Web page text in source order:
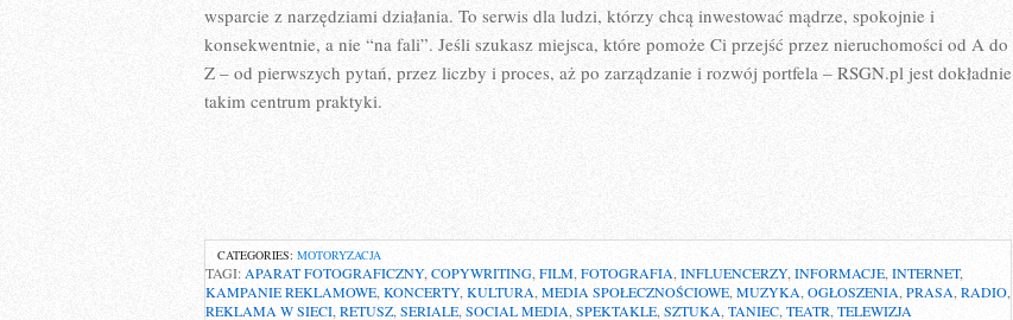
wsparcie z narzędziami działania. To serwis dla ludzi, którzy chcą inwestować mądrze, spokojnie i
konsekwentnie, a nie “na fali”. Jeśli szukasz miejsca, które pomoże Ci przejść przez nieruchomości od A do
Z – od pierwszych pytań, przez liczby i proces, aż po zarządzanie i rozwój portfela – RSGN.pl jest dokładnie
takim centrum praktyki.
CATEGORIES: MOTORYZACJA
TAGI: APARAT FOTOGRAFICZNY, COPYWRITING, FILM, FOTOGRAFIA, INFLUENCERZY, INFORMACJE INTERNET,
KAMPANIE REKLAMOWE, KONCERTY, KULTURA MEDIA SPOŁECZNOŚCIOWE, MUZYKA OGŁOSZENIA PRASA RADIO
REKLAMA W SIECI RETUSZ, SERIALE, SOCIAL MEDIA SPEKTAKLE, SZTUKA TANIEC TEATR TELEWIZJA